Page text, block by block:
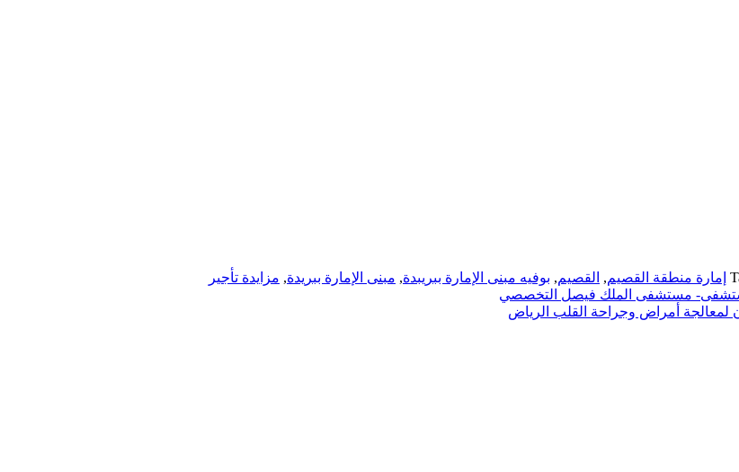
إمارة منطقة القصيم, القصيم, بوفيه مبنى الإمارة ببريبدة, مبنى الإمارة ببريدة, مزايدة تأجير
مستشفى الملك فيصل التخصصي
أمراض وجراحة القلب الرياض